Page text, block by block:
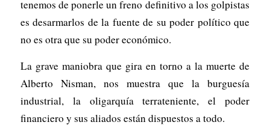
tenemos de ponerle un freno definitivo a los golpistas
es desarmarlos de la fuente de su poder político que
no es otra que su poder económico.
La grave maniobra que gira en torno a la muerte de
Alberto Nisman, nos muestra que la burguesía
industrial, la oligarquía terrateniente, el poder
financiero y sus aliados están dispuestos a todo.